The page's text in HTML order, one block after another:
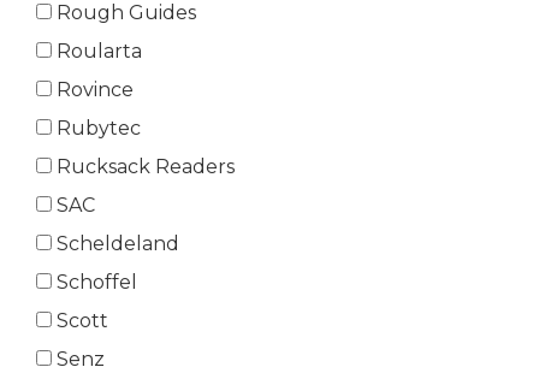
Rough Guides
Roularta
Rovince
Rubytec
Rucksack Readers
SAC
Scheldeland
Schoffel
Scott
Senz